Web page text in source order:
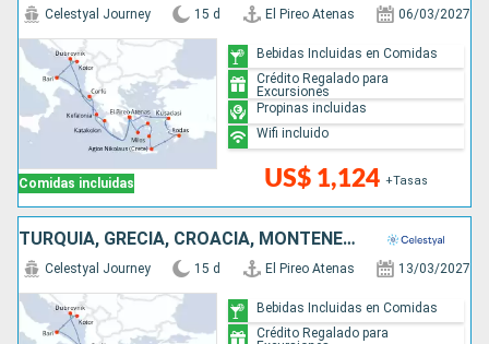
Comidas incluidas
Celestyal Journey 15 d El Pireo Atenas 06/03/2027
US$ 1,124 +Tasas
Bebidas Incluidas en Comidas
Crédito Regalado para
Excursiones
Propinas incluidas
Wifi incluido
TURQUÍA, GRECIA, CROACIA, MONTENEGRO, ITALIA
Celestyal Journey 15 d El Pireo Atenas 13/03/2027
Bebidas Incluidas en Comidas
Crédito Regalado para